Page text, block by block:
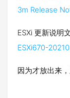
3m Release
ESXi 更新说明
ESXi670-
因为才放出来